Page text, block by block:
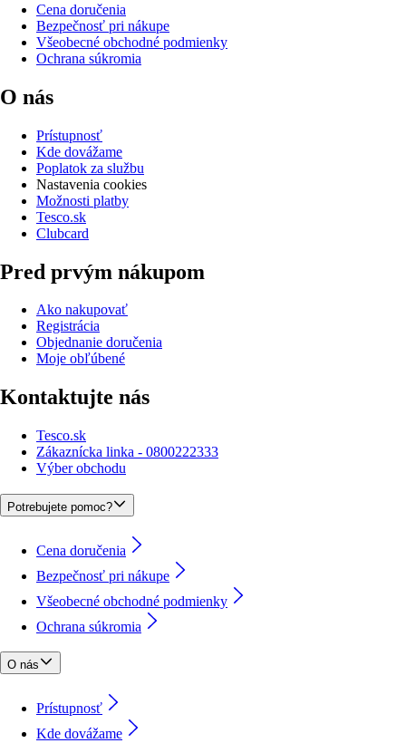
Cena doručenia
Bezpečnosť pri nákupe
Všeobecné obchodné podmienky
Ochrana súkromia
O nás
Prístupnosť
Kde dovážame
Poplatok za službu
Nastavenia cookies
Možnosti platby
Tesco.sk
Clubcard
Pred prvým nákupom
Ako nakupovať
Registrácia
Objednanie doručenia
Moje obľúbené
Kontaktujte nás
Tesco.sk
Zákaznícka linka - 0800222333
Výber obchodu
Potrebujete pomoc?
Cena doručenia
Bezpečnosť pri nákupe
Všeobecné obchodné podmienky
Ochrana súkromia
O nás
Prístupnosť
Kde dovážame